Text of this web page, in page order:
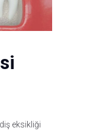
eksikliği